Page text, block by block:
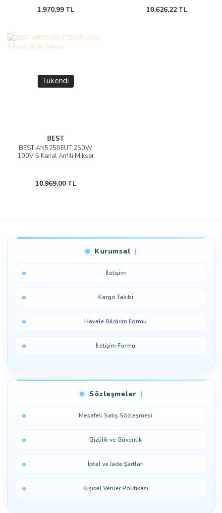
1.970,99 TL 10.626,22 TL
Tükendi
BEST
BEST AN5250EUT 250W
100V 5 Kanal Anfili Mikser
10.969,00 TL
Kurumsal
İletişim
Kargo Takibi
Havale Bildirim Formu
İletişim Formu
Sözleşmeler
Mesafeli Satış Sözleşmesi
Gizlilik ve Güvenlik
İptal ve İade Şartları
Kişisel Veriler Politikası